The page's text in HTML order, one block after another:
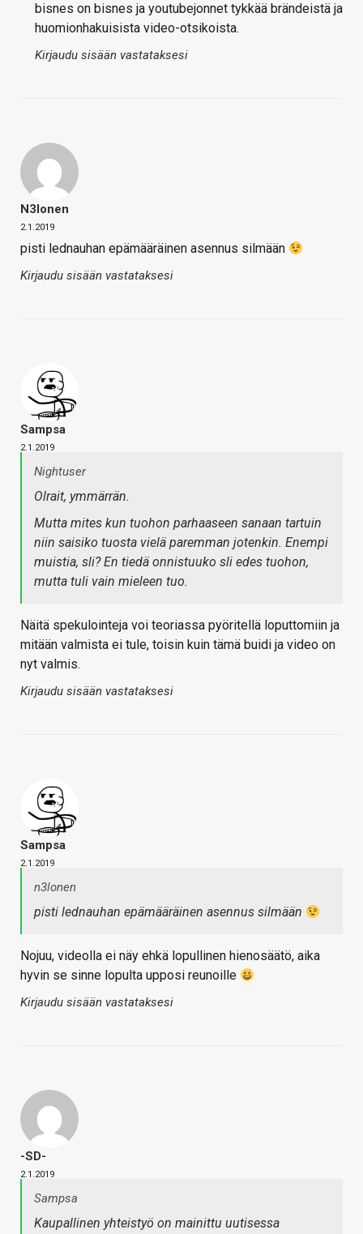
bisnes on bisnes ja youtubejonnet tykkää brändeistä ja
huomionhakuisista video-otsikoista.
Kirjaudu sisään vastataksesi
N3lonen
2.1.2019
pisti lednauhan epämääräinen asennus silmään
Kirjaudu sisään vastataksesi
Sampsa
2.1.2019
Nightuser
Olrait, ymmärrän.
Mutta mites kun tuohon parhaaseen sanaan tartuin
niin saisiko tuosta vielä paremman jotenkin. Enempi
muistia, sli? En tiedä onnistuuko sli edes tuohon,
mutta tuli vain mieleen tuo.
Näitä spekulointeja voi teoriassa pyöritellä loputtomiin ja
mitään valmista ei tule, toisin kuin tämä buidi ja video on
nyt valmis.
Kirjaudu sisään vastataksesi
Sampsa
2.1.2019
n3lonen
pisti lednauhan epämääräinen asennus silmään
Nojuu, videolla ei näy ehkä lopullinen hienosäätö, aika
hyvin se sinne lopulta upposi reunoille
Kirjaudu sisään vastataksesi
-SD-
2.1.2019
Sampsa
Kaupallinen yhteistyö on mainittu uutisessa